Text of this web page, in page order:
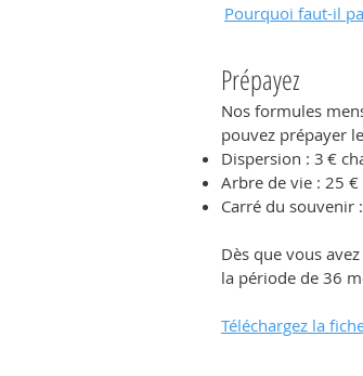
Pourquoi faut-il
Prépayez
Nos formules
pouvez prépayer
Dispersion : 3 €
Arbre de vie : 25
Carré du souvenir
Dès que vous
la période de 36
Téléchargez la